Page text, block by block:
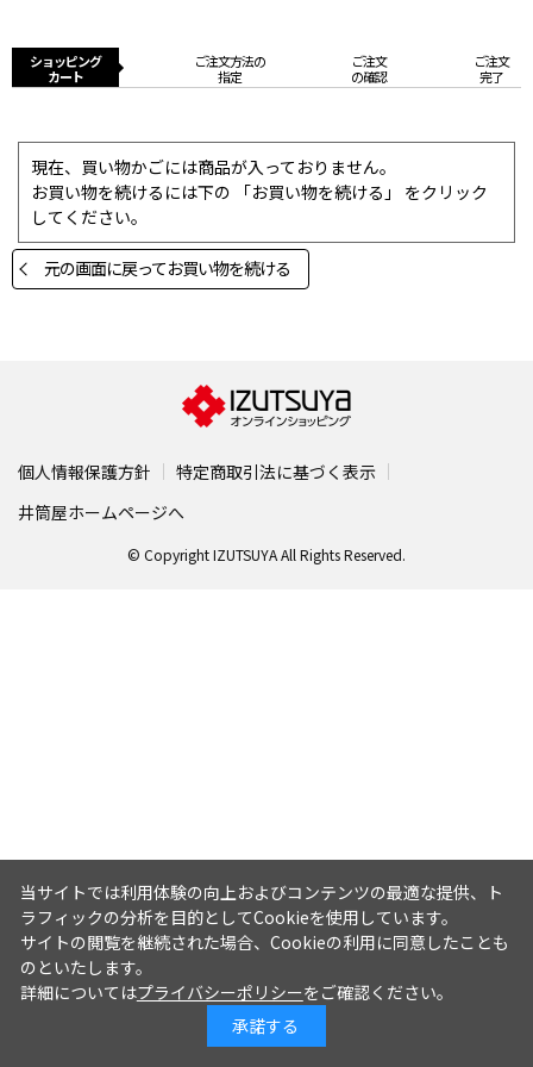
ショッピング
カート
ご注文方法の
指定
ご注文
の確認
ご注文
完了
現在、買い物かごには商品が入っておりません。
お買い物を続けるには下の 「お買い物を続ける」 をクリック
してください。
元の画面に戻ってお買い物を続ける
個人情報保護方針
特定商取引法に基づく表示
井筒屋ホームページへ
© Copyright IZUTSUYA All Rights Reserved.
当サイトでは利用体験の向上およびコンテンツの最適な提供、ト
ラフィックの分析を目的としてCookieを使用しています。
サイトの閲覧を継続された場合、Cookieの利用に同意したことも
のといたします。
詳細についてはプライバシーポリシーをご確認ください。
承諾する